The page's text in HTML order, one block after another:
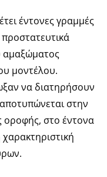
έντονες γραμμές
αμαξώματος
μοντέλου.
να διατηρήσουν
στην
οροφής, στο έντονα